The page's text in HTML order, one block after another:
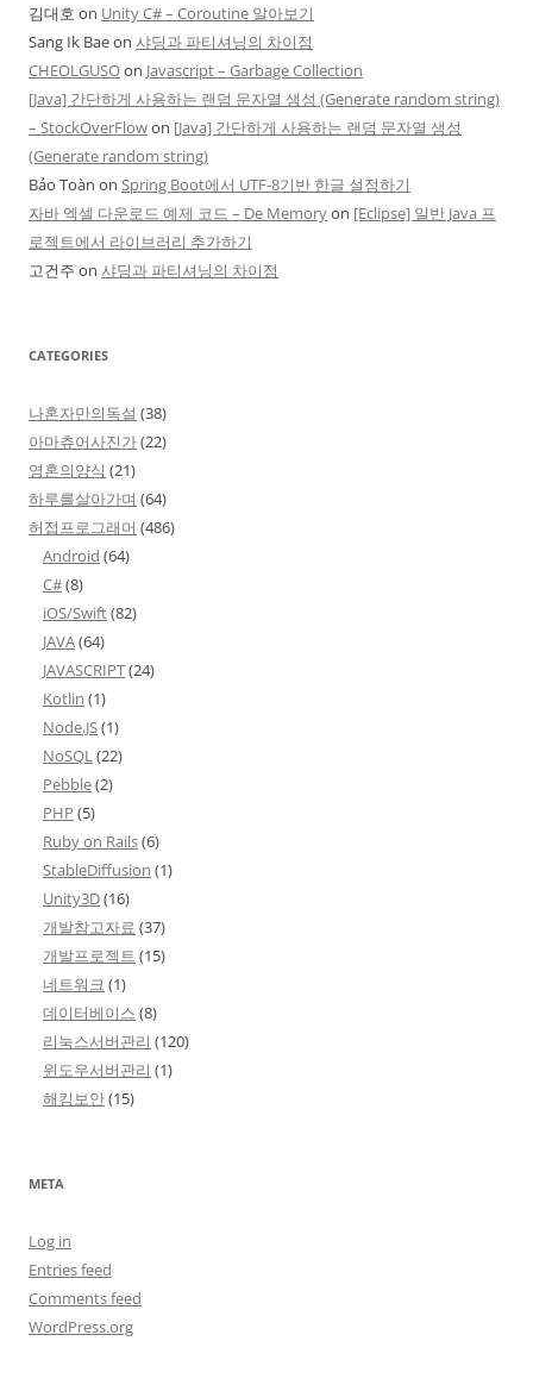
김대호 on Unity C# – Coroutine 알아보기
Sang Ik Baeon 샤딩과 파티셔닝의 차이점
CHEOLGUSOon Javascript – Garbage Collection
[Java] 간단하게 사용하는 랜덤 문자열 생성 (Generate random string)
– StockOverFlowon [Java] 간단하게 사용하는 랜덤 문자열 생성
(Generate random string)
Bảo Toàn on Spring Boot에서 UTF-8기반 한글 설정하기
자바 엑셀 다운로드 예제 코드 – De Memoryon [Eclipse] 일반 Java 프
로젝트에서 라이브러리 추가하기
고건주 on 샤딩과 파티셔닝의 차이점
CATEGORIES
나혼자만의독설 (38)
아마츄어사진가(22)
영혼의양식 (21)
하루를살아가며 (64)
허접프로그래머 (486)
Android (64)
C#(8)
iOS/Swift(82)
JAVA(64)
JAVASCRIPT(24)
Kotlin (1)
Node.JS(1)
NoSQL(22)
Pebble(2)
PHP (5)
Ruby on Rails(6)
StableDiffusion (1)
Unity3D(16)
개발참고자료 (37)
개발프로젝트 (15)
네트워크 (1)
데이터베이스 (8)
리눅스서버관리 (120)
윈도우서버관리 (1)
해킹보안(15)
META
Log in
Entries feed
Comments feed
WordPress.org